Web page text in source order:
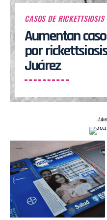
CASOS DE RICKETTSIOSIS
Aumentan
por
Juárez
-